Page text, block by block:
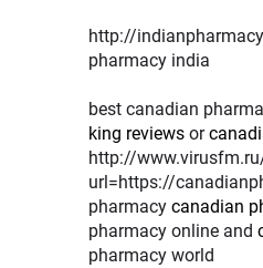
http://
pharmacy india
best canadian
king reviews or
http://
url=https://
pharmacy canadian
pharmacy online and
pharmacy world